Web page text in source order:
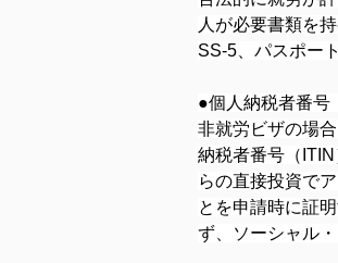
人が必要書類を
SS-5、パスポー
●個人納税者番号
非就労ビザの場
納税者番号（
らの直接投資で
とを申請時に証
ず、ソーシャル